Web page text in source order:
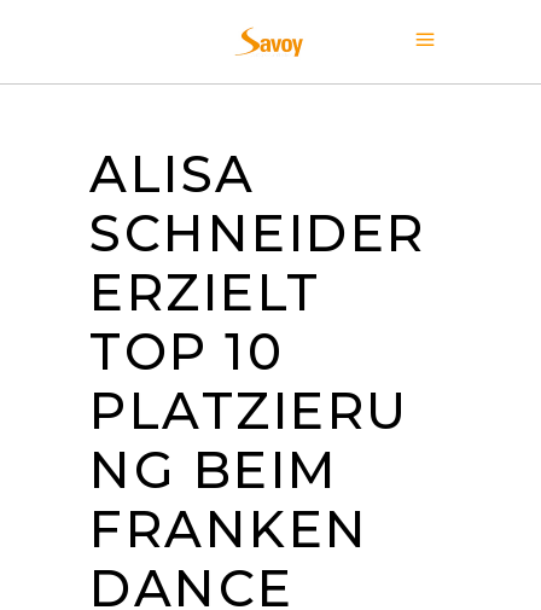
ALISA
SCHNEIDER
ERZIELT
TOP 10
PLATZIERU
NG BEIM
FRANKEN
DANCE